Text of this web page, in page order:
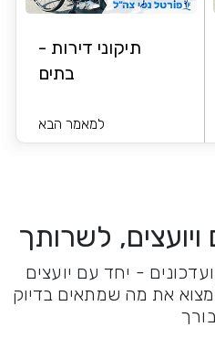
תיקוני דירות -
בתים
למאמר הבא
לשרותך
- יחד עם יועצים
את מה שמתאים בדיוק